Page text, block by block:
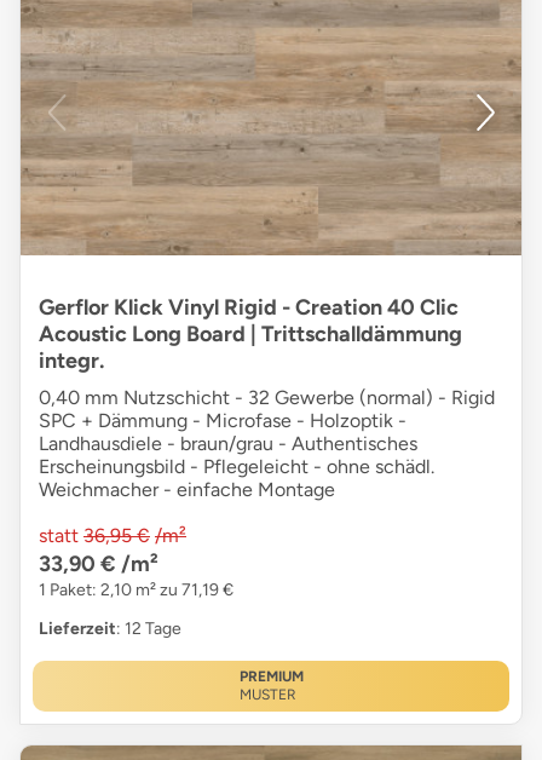
Gerflor Klick Vinyl Rigid - Creation 40 Clic
Acoustic Long Board | Trittschalldämmung
integr.
0,40 mm Nutzschicht - 32 Gewerbe (normal) - Rigid
SPC + Dämmung - Microfase - Holzoptik -
Landhausdiele - braun/grau - Authentisches
Erscheinungsbild - Pflegeleicht - ohne schädl.
Weichmacher - einfache Montage
statt 36,95 € /m²
33,90 € /m²
1 Paket: 2,10 m² zu 71,19 €
Lieferzeit: 12 Tage
PREMIUM
MUSTER